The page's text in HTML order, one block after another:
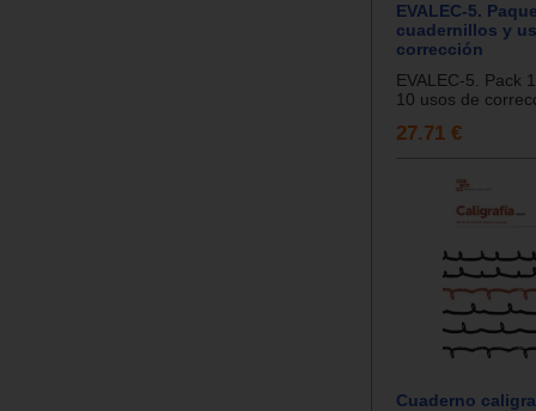
EVALEC-5.
cuadernillos y
corrección
EVALEC-5. Pack
10 usos de
27.71 €
Cuaderno